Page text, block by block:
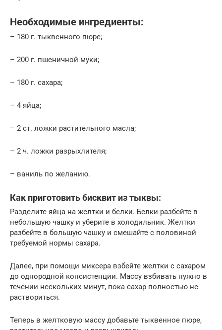
Необходимые ингредиенты:
– 180 г. тыквенного пюре;
– 200 г. пшеничной муки;
– 180 г. сахара;
– 4 яйца;
– 2 ст. ложки растительного масла;
– 2 ч. ложки разрыхлителя;
– ваниль по желанию.
Как приготовить бисквит из тыквы:
Разделите яйца на желтки и белки. Белки разбейте в
небольшую чашку и уберите в холодильник. Желтки
разбейте в большую чашку и смешайте с половиной
требуемой нормы сахара.
Далее, при помощи миксера взбейте желтки с сахаром
до однородной консистенции. Массу взбивать нужно в
течении нескольких минут, пока сахар полностью не
раствориться.
Теперь в желтковую массу добавьте тыквенное пюре,